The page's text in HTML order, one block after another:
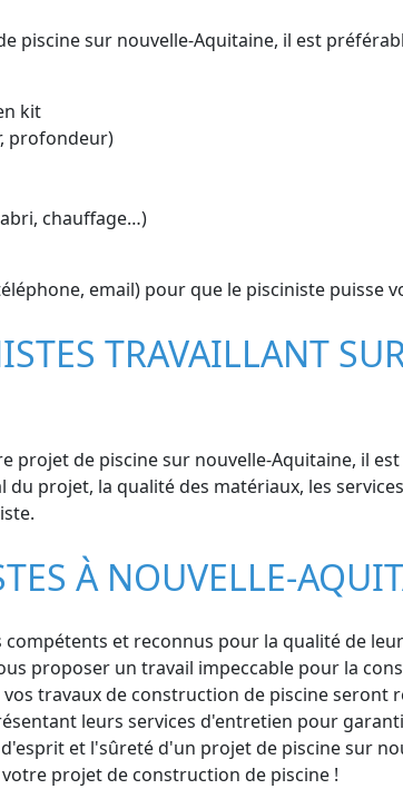
piscine sur nouvelle-Aquitaine, il est
kit
profondeur)
chauffage…)
email) pour que le pisciniste puisse
TRAVAILLANT
projet de piscine sur nouvelle-Aquitaine, il
projet, la qualité des matériaux, les
À NOUVELLE-
et reconnus pour la qualité de
proposer un travail impeccable pour la
travaux de construction de piscine seront
leurs services d'entretien pour
et l'sûreté d'un projet de piscine sur
projet de construction de piscine !